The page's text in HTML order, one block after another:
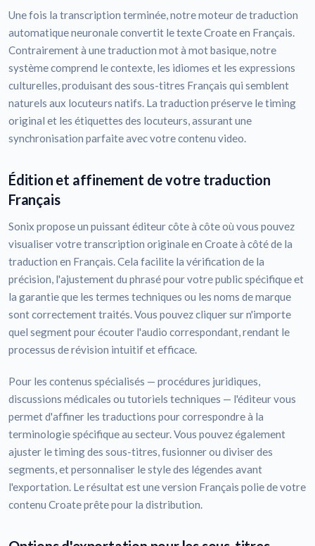
Une fois la transcription terminée, notre moteur de traduction
automatique neuronale convertit le texte Croate en Français.
Contrairement à une traduction mot à mot basique, notre
système comprend le contexte, les idiomes et les expressions
culturelles, produisant des sous-titres Français qui semblent
naturels aux locuteurs natifs. La traduction préserve le timing
original et les étiquettes des locuteurs, assurant une
synchronisation parfaite avec votre contenu video.
Édition et affinement de votre traduction
Français
Sonix propose un puissant éditeur côte à côte où vous pouvez
visualiser votre transcription originale en Croate à côté de la
traduction en Français. Cela facilite la vérification de la
précision, l'ajustement du phrasé pour votre public spécifique et
la garantie que les termes techniques ou les noms de marque
sont correctement traités. Vous pouvez cliquer sur n'importe
quel segment pour écouter l'audio correspondant, rendant le
processus de révision intuitif et efficace.
Pour les contenus spécialisés — procédures juridiques,
discussions médicales ou tutoriels techniques — l'éditeur vous
permet d'affiner les traductions pour correspondre à la
terminologie spécifique au secteur. Vous pouvez également
ajuster le timing des sous-titres, fusionner ou diviser des
segments, et personnaliser le style des légendes avant
l'exportation. Le résultat est une version Français polie de votre
contenu Croate prête pour la distribution.